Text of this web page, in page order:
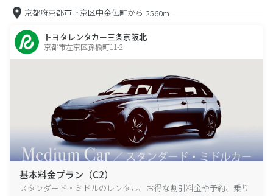
京都府京都市下京区中金仏町から 2560m
トヨタレンタカー三条京阪北
京都市左京区孫橋町11-2
基本料金プラン（C2）
スタンダード・ミドルのレンタル、お得な割引料金や予約、乗り